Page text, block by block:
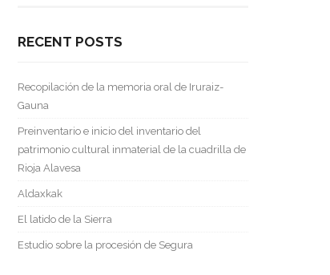
RECENT POSTS
Recopilación de la memoria oral de Iruraiz-
Gauna
Preinventario e inicio del inventario del
patrimonio cultural inmaterial de la cuadrilla de
Rioja Alavesa
Aldaxkak
El latido de la Sierra
Estudio sobre la procesión de Segura